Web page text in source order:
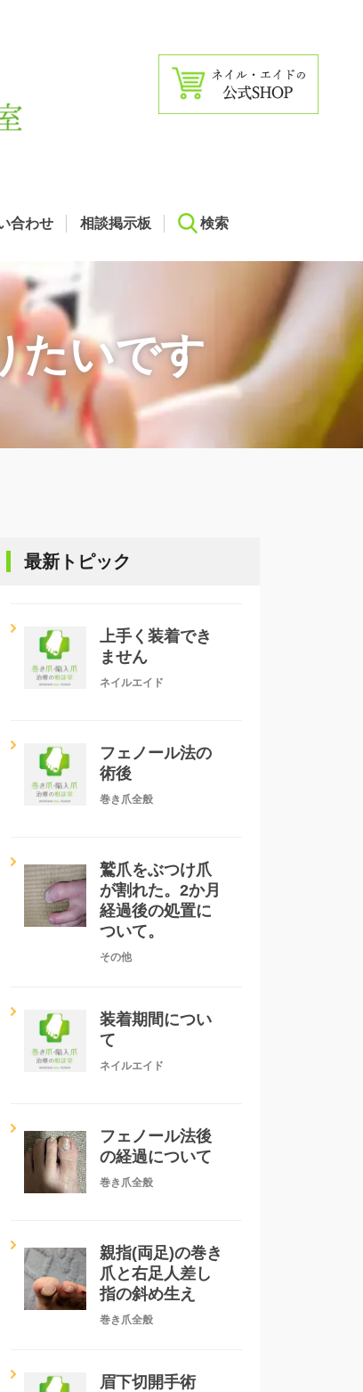
合わせ 相談掲示板 検索
たいです
最新トピック
上手く装着でき
ません
ネイルエイド
フェノール法の
術後
巻き爪全般
鷲爪をぶつけ爪
が割れた。2か月
経過後の処置に
ついて。
その他
装着期間につい
て
ネイルエイド
フェノール法後
の経過について
巻き爪全般
親指(両足)の巻き
爪と右足人差し
指の斜め生え
巻き爪全般
眉下切開手術